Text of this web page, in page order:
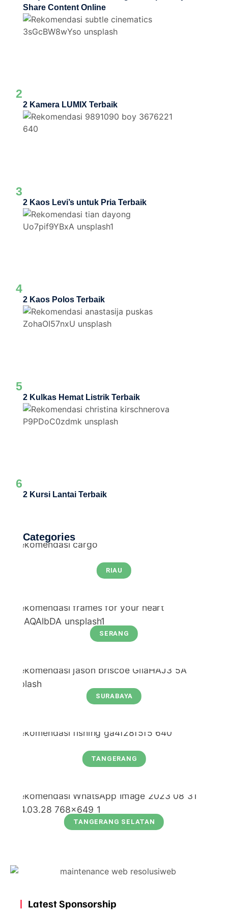
Share Content Online
2
2 Kamera LUMIX Terbaik
3
2 Kaos Levi’s untuk Pria Terbaik
4
2 Kaos Polos Terbaik
5
2 Kulkas Hemat Listrik Terbaik
6
2 Kursi Lantai Terbaik
Categories
RIAU
SERANG
SURABAYA
TANGERANG
TANGERANG SELATAN
Latest Sponsorship